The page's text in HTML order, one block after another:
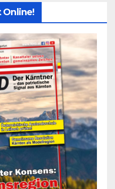
Online!